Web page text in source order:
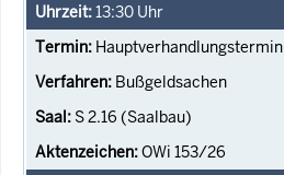
13:30 Uhr
Hauptverhandlungstermin
Bußgeldsachen
S 2.16 (Saalbau)
OWi 153/26